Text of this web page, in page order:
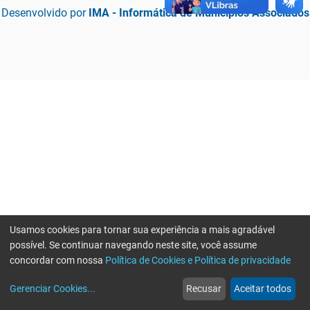
Desenvolvido por IMA - Informática de Municípios Associados
web
Notícias
more_horiz
Mais
Usamos cookies para tornar sua experiência a mais agradável
possível. Se continuar navegando neste site, você assume
concordar com nossa Política de Cookies e Política de privacidade
Gerenciar Cookies... Recusar Aceitar todos
Erro ao enviar informações, por favor tente novamente